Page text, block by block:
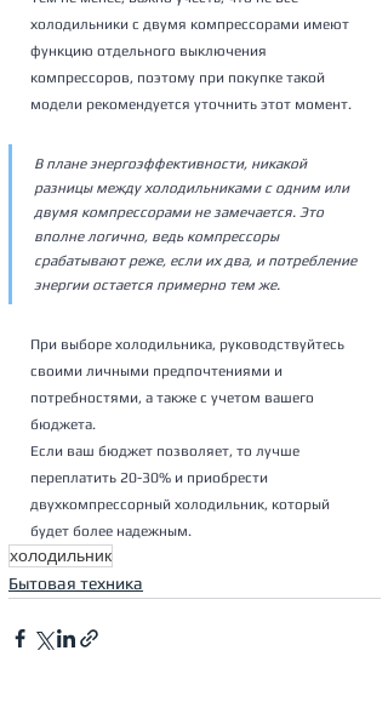
холодильники с двумя компрессорами имеют
функцию отдельного выключения
компрессоров, поэтому при покупке такой
модели рекомендуется уточнить этот момент.
В плане энергоэффективности, никакой
разницы между холодильниками с одним или
двумя компрессорами не замечается. Это
вполне логично, ведь компрессоры
срабатывают реже, если их два, и потребление
энергии остается примерно тем же.
При выборе холодильника, руководствуйтесь
своими личными предпочтениями и
потребностями, а также с учетом вашего
бюджета.
Если ваш бюджет позволяет, то лучше
переплатить 20-30% и приобрести
двухкомпрессорный холодильник, который
будет более надежным.
холодильник
Бытовая техника